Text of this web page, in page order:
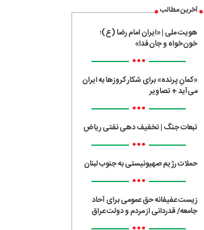
آخرین مطالب
هویت ملی | «ایران امام رضا (ع)؛
خون‌خواه و جان‌فدا»
•••
«کمانِ پرنده» برای شکار کروزها به ایران
می‌آید + تصاویر
•••
تبعات جنگ | تخفیف دهی نفتی ریاض
•••
حملات رژیم صهیونیستی به جنوب لبنان
•••
زیست عفیفانه حق عمومی برای آحاد
جامعه/ قدردانی از مردم و دولت عراق